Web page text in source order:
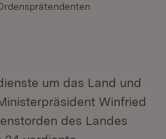
um das Land und
Winfried
des Landes